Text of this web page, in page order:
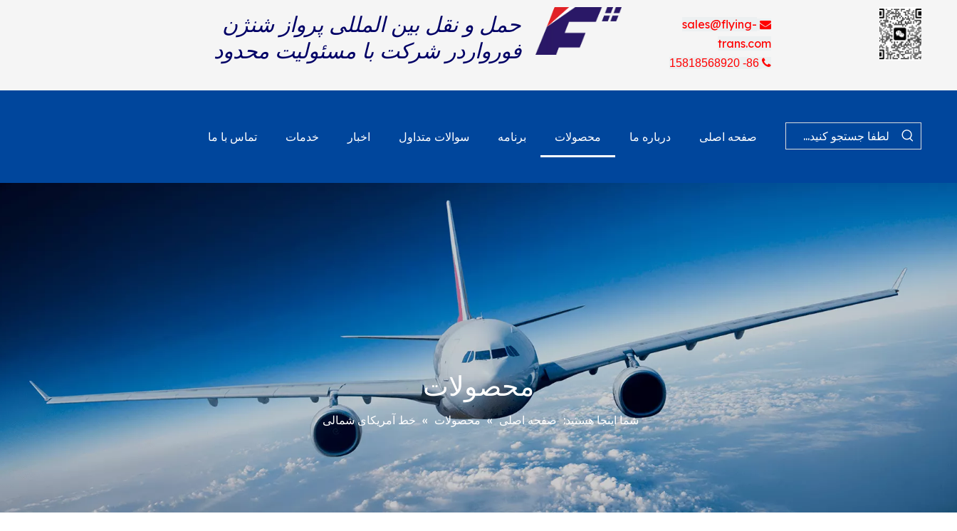
حمل و نقل بین المللی پرواز شنژن
فورواردر شرکت با مسئولیت محدود

sales@flying-
trans.com

86- 15818568920
صفحه اصلی درباره ما محصولات برنامه سوالات متداول اخبار خدمات تماس با ما
محصولات
شما اینجا هستید: صفحه اصلی » محصولات » خط آمریکای شمالی